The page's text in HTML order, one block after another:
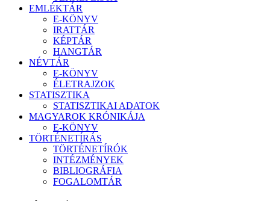
EMLÉKTÁR
E-KÖNYV
IRATTÁR
KÉPTÁR
HANGTÁR
NÉVTÁR
E-KÖNYV
ÉLETRAJZOK
STATISZTIKA
STATISZTIKAI ADATOK
MAGYAROK KRÓNIKÁJA
E-KÖNYV
TÖRTÉNETÍRÁS
TÖRTÉNETÍRÓK
INTÉZMÉNYEK
BIBLIOGRÁFIA
FOGALOMTÁR